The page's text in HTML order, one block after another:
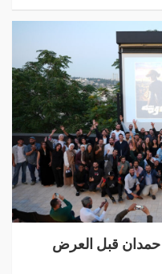
حمدان قبل العرض